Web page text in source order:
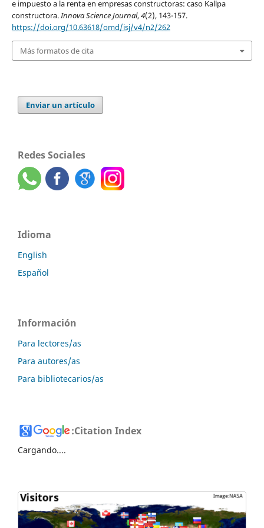
e impuesto a la renta en empresas constructoras: caso Kallpa
constructora.Innova Science Journal,4(2), 143-157.
https://doi.org/10.63618/omd/isj/v4/n2/262
Más formatos de cita
Enviar un artículo
Redes Sociales
Idioma
English
Español
Información
Para lectores/as
Para autores/as
Para bibliotecarios/as
:Citation Index
Cargando....